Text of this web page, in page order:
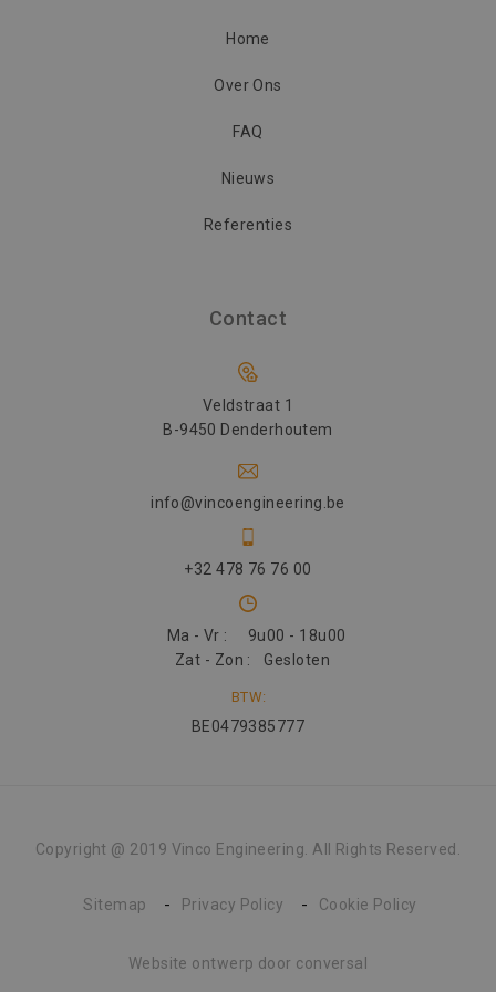
Home
Over Ons
FAQ
Nieuws
Referenties
Contact
Veldstraat 1
B-9450 Denderhoutem
info@vincoengineering.be
+32 478 76 76 00
Ma - Vr :
9u00 - 18u00
Zat - Zon :
Gesloten
BTW:
BE0479385777
Copyright @ 2019 Vinco Engineering. All Rights Reserved.
Sitemap Privacy Policy Cookie Policy
Website ontwerp door conversal